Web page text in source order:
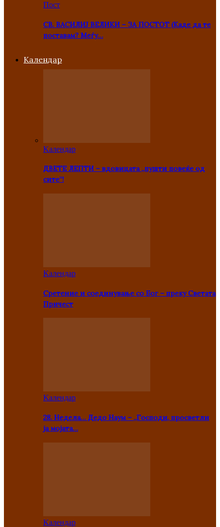
Пост
СВ. ВАСИЛИЈ ВЕЛИКИ – ЗА ПОСТОТ (Каде да те
поставам? Меѓу…
Kалендар
Kалендар
ДВЕТЕ ЛЕПТИ – вдовицата „пушти повеќе од
сите“!
Kалендар
Сретение и соединување со Бог – преку Светата
Причест
Kалендар
28. Недела… Дедо Наум – „Господи, просветли
ја мојата…
Kалендар